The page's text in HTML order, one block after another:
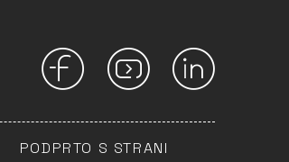
PODPRTO S STRANI